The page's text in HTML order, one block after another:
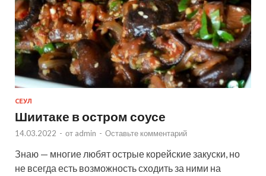
СЕУЛ
Шиитаке в остром соусе
14.03.2022 - от admin - Оставьте комментарий
Знаю — многие любят острые корейские закуски, но
не всегда есть возможность сходить за ними на